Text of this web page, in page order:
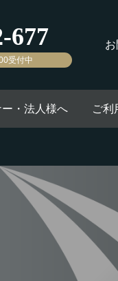
受付中
・法人様へ ご利